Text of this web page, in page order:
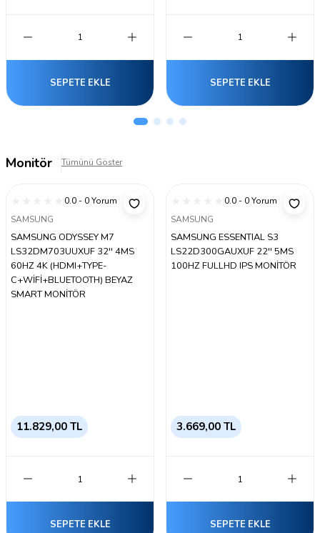
SEPETE EKLE SEPETE EKLE
Monitör Tümünü Göster
0.0 - 0 Yorum
SAMSUNG
SAMSUNG ODYSSEY M7
LS32DM703UUXUF 32'' 4MS
60HZ 4K (HDMI+TYPE-
C+WİFİ+BLUETOOTH) BEYAZ
SMART MONİTÖR
11.829,00 TL
SEPETE EKLE
0.0 - 0 Yorum
SAMSUNG
SAMSUNG ESSENTIAL S3
LS22D300GAUXUF 22'' 5MS
100HZ FULLHD IPS MONİTÖR
3.669,00 TL
SEPETE EKLE